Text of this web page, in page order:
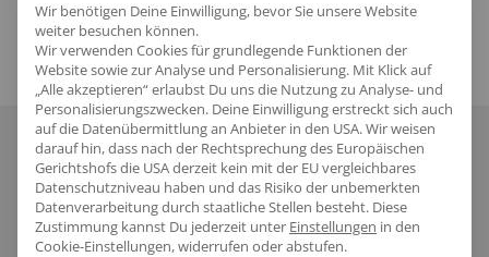
Über unsHäufige FragenReferenzenKarriereBlog
DatenschutzAGBImpressum
Wir benötigen Deine Einwilligung, bevor Sie unsere Website
weiter besuchen können.
Wir verwenden Cookies für grundlegende Funktionen der
Website sowie zur Analyse und Personalisierung. Mit Klick auf
„Alle akzeptieren“ erlaubst Du uns die Nutzung zu Analyse- und
Personalisierungszwecken. Deine Einwilligung erstreckt sich auch
auf die Datenübermittlung an Anbieter in den USA. Wir weisen
darauf hin, dass nach der Rechtsprechung des Europäischen
Gerichtshofs die USA derzeit kein mit der EU vergleichbares
Datenschutzniveau haben und das Risiko der unbemerkten
Datenverarbeitung durch staatliche Stellen besteht. Diese
Zustimmung kannst Du jederzeit unter Einstellungen in den
Cookie-Einstellungen, widerrufen oder abstufen.